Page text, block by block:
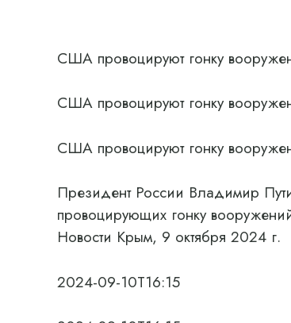
США провоцируют гонку
США провоцируют гонку
США провоцируют гонку
Президент России Владимир
провоцирующих гонку
Новости Крым, 9 октября 2024 г.
2024-09-10T16:15